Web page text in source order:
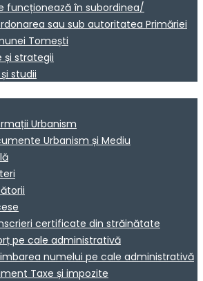
funcționează în subordinea/
sau sub autoritatea Primăriei
Tomești
și strategii
studii
Urbanism
Urbanism și Mediu
certificate din străinătate
pe cale administrativă
numelui pe cale administrativă
Taxe și impozite